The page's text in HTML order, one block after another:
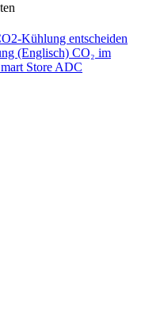
Kühlung entscheiden
(Englisch) CO₂ im
Store ADC